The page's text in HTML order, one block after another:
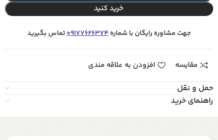
خرید کنید
جهت مشاوره رایگان با شماره09177626374تماس بگیرید
مقایسه افزودن به علاقه مندی
حمل و نقل
راهنمای خرید